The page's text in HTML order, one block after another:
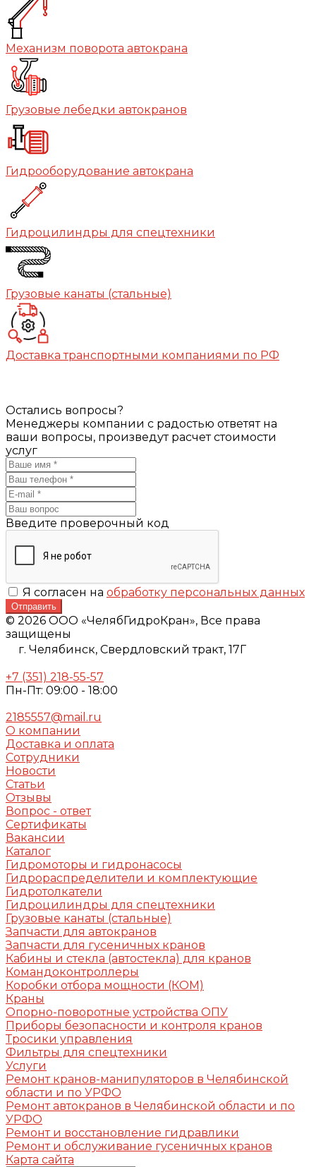
Механизм поворота автокрана
Грузовые лебедки автокранов
Гидрооборудование автокрана
Гидроцилиндры для спецтехники
Грузовые канаты (стальные)
Доставка транспортными компаниями по РФ
Остались вопросы?
Менеджеры компании с радостью ответят на
ваши вопросы, произведут расчет стоимости
услуг
Введите проверочный код
Я согласен на обработку персональных данных
Отправить
© 2026 ООО «ЧелябГидроКран», Все права
защищены
г. Челябинск, Свердловский тракт, 17Г
+7 (351) 218-55-57
Пн-Пт: 09:00 - 18:00
2185557@mail.ru
О компании
Доставка и оплата
Сотрудники
Новости
Статьи
Отзывы
Вопрос - ответ
Сертификаты
Вакансии
Каталог
Гидромоторы и гидронасосы
Гидрораспределители и комплектующие
Гидротолкатели
Гидроцилиндры для спецтехники
Грузовые канаты (стальные)
Запчасти для автокранов
Запчасти для гусеничных кранов
Кабины и стекла (автостекла) для кранов
Командоконтроллеры
Коробки отбора мощности (КОМ)
Краны
Опорно-поворотные устройства ОПУ
Приборы безопасности и контроля кранов
Тросики управления
Фильтры для спецтехники
Услуги
Ремонт кранов-манипуляторов в Челябинской
области и по УРФО
Ремонт автокранов в Челябинской области и по
УРФО
Ремонт и восстановление гидравлики
Ремонт и обслуживание гусеничных кранов
Карта сайта